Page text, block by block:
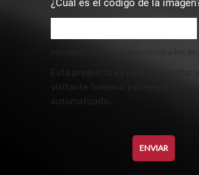
¿Cuál es el código de la
Introduzca los caracteres mostrados en
Esta pregunta es para comprobar
visitante humano y prevenir
automatizado.